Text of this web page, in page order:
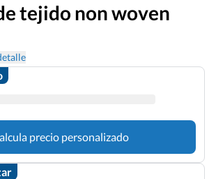
tejido non woven
precio personalizado